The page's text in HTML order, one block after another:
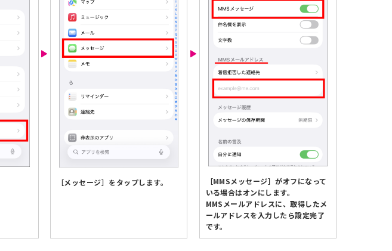
［メッセージ］をタップします。
［MMSメッセージ］がオフになって
いる場合はオンにします。
MMSメールアドレスに、取得したメ
ールアドレスを入力したら設定完了
です。